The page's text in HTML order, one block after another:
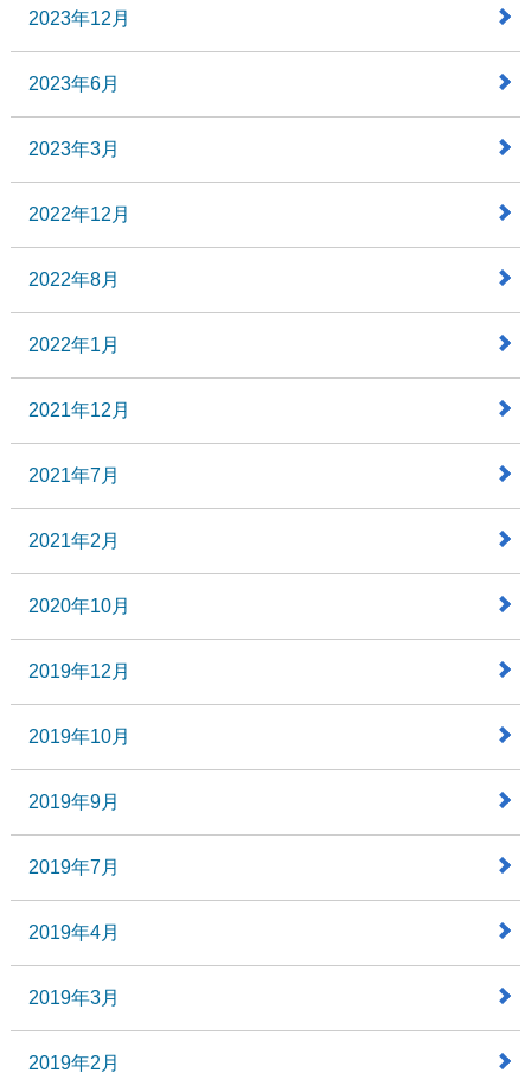
2023年12月
2023年6月
2023年3月
2022年12月
2022年8月
2022年1月
2021年12月
2021年7月
2021年2月
2020年10月
2019年12月
2019年10月
2019年9月
2019年7月
2019年4月
2019年3月
2019年2月